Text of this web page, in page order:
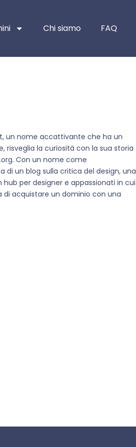
Chi siamo FAQ
un nome accattivante che ha un
risveglia la curiosità con la sua storia
Con un nome come
di un blog sulla critica del design, una
per designer e appassionati in cui
acquistare un dominio con una